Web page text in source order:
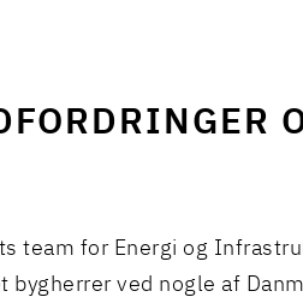
team for Energi og
bygherrer ved nogle af